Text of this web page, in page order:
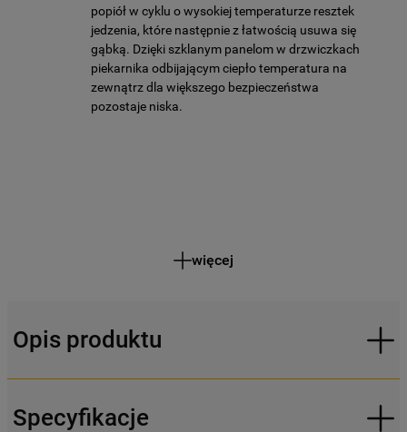
popiół w cyklu o wysokiej temperaturze resztek
jedzenia, które następnie z łatwością usuwa się
gąbką. Dzięki szklanym panelom w drzwiczkach
piekarnika odbijającym ciepło temperatura na
zewnątrz dla większego bezpieczeństwa
pozostaje niska.
więcej
Opis produktu
Specyfikacje